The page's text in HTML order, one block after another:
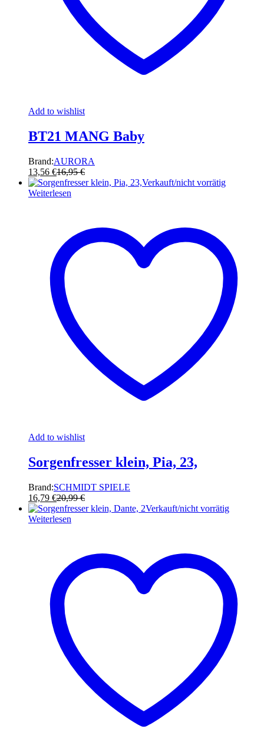
Add to wishlist
BT21 MANG Baby
Brand:AURORA
13,56 €16,95€
Verkauft/nicht vorrätig
Weiterlesen
Add to wishlist
Sorgenfresser klein, Pia, 23,
Brand:SCHMIDT SPIELE
16,79 €20,99€
Verkauft/nicht vorrätig
Weiterlesen